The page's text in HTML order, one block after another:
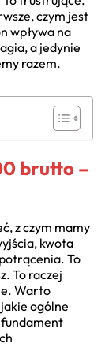
czym jest
wpływa na
a jedynie
razem.
brutto –
z czym mamy
kwota
To
To raczej
Warto
ogólne
fundament